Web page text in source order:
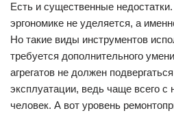
Есть и существенные
эргономике не уделяется, а
Но такие виды инструментов
требуется дополнительного
агрегатов не должен
эксплуатации, ведь чаще всего с
человек. А вот уровень